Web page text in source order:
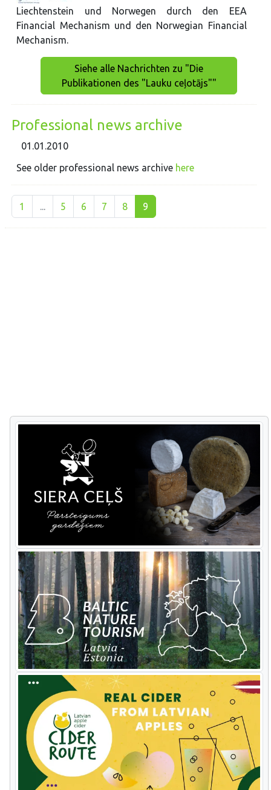
Liechtenstein und Norwegen durch den EEA
Financial Mechanism und den Norwegian Financial
Mechanism.
Siehe alle Nachrichten zu "Die
Publikationen des "Lauku ceļotājs""
Professional news archive
01.01.2010
See older professional news archive here
1 ... 5 6 7 8 9